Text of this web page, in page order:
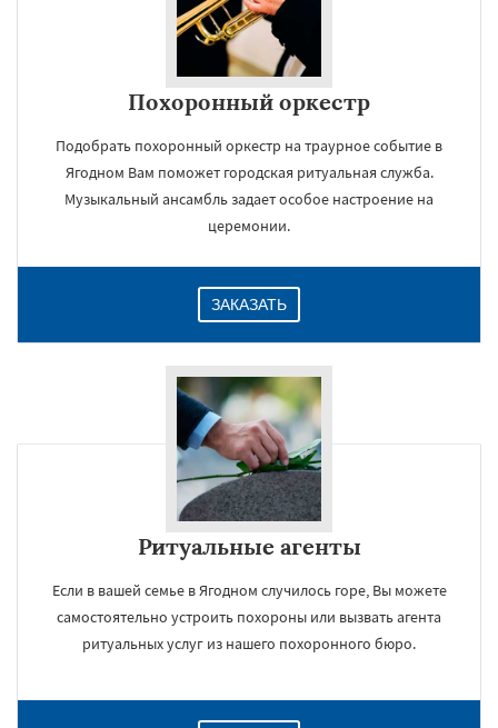
Похоронный оркестр
Подобрать похоронный оркестр на траурное событие в
Ягодном Вам поможет городская ритуальная служба.
Музыкальный ансамбль задает особое настроение на
церемонии.
ЗАКАЗАТЬ
Ритуальные агенты
Если в вашей семье в Ягодном случилось горе, Вы можете
самостоятельно устроить похороны или вызвать агента
ритуальных услуг из нашего похоронного бюро.